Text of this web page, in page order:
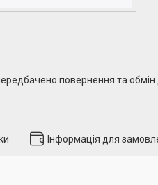
повернення та обмін
Інформація для